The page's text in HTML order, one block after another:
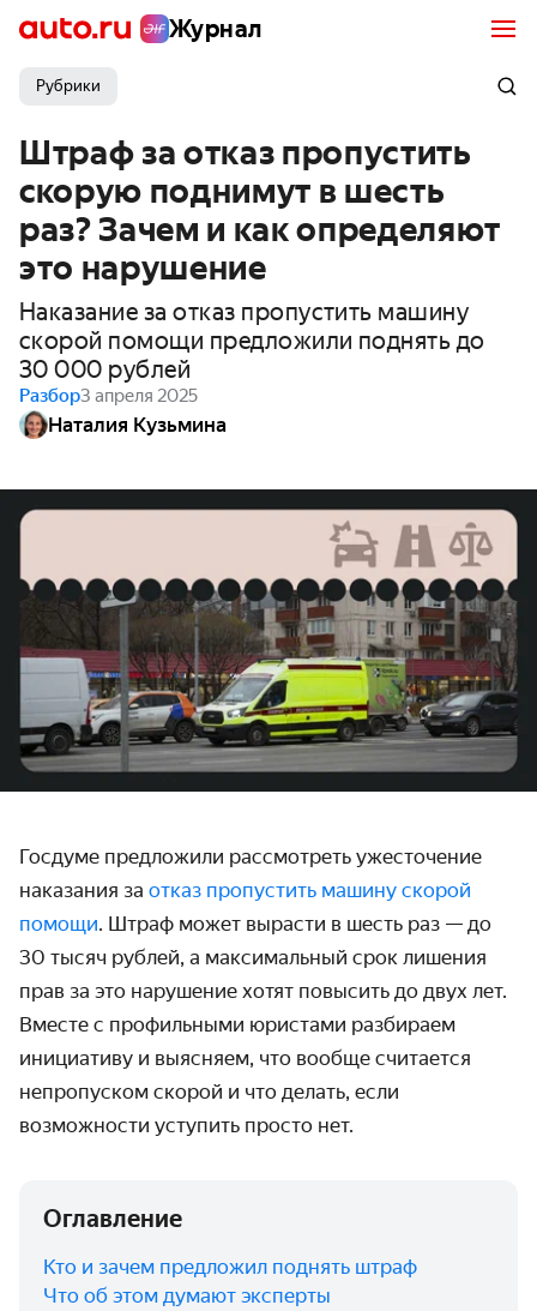
Журнал
Рубрики
Штраф за отказ пропустить
скорую поднимут в шесть
раз? Зачем и как определяют
это нарушение
Наказание за отказ пропустить машину
скорой помощи предложили поднять до
30 000 рублей
Разбор3 апреля 2025
Наталия Кузьмина
Госдуме предложили рассмотреть ужесточение
наказания за отказ пропустить машину скорой
помощи. Штраф может вырасти в шесть раз — до
30 тысяч рублей, а максимальный срок лишения
прав за это нарушение хотят повысить до двух лет.
Вместе с профильными юристами разбираем
инициативу и выясняем, что вообще считается
непропуском скорой и что делать, если
возможности уступить просто нет.
Оглавление
Кто и зачем предложил поднять штраф
Что об этом думают эксперты